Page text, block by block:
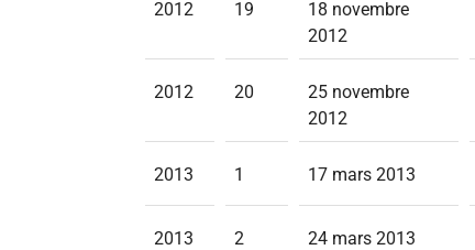
2012 19
18 novembre
2012
2012 20
25 novembre
2012
2013 1 17 mars 2013
2013 2 24 mars 2013